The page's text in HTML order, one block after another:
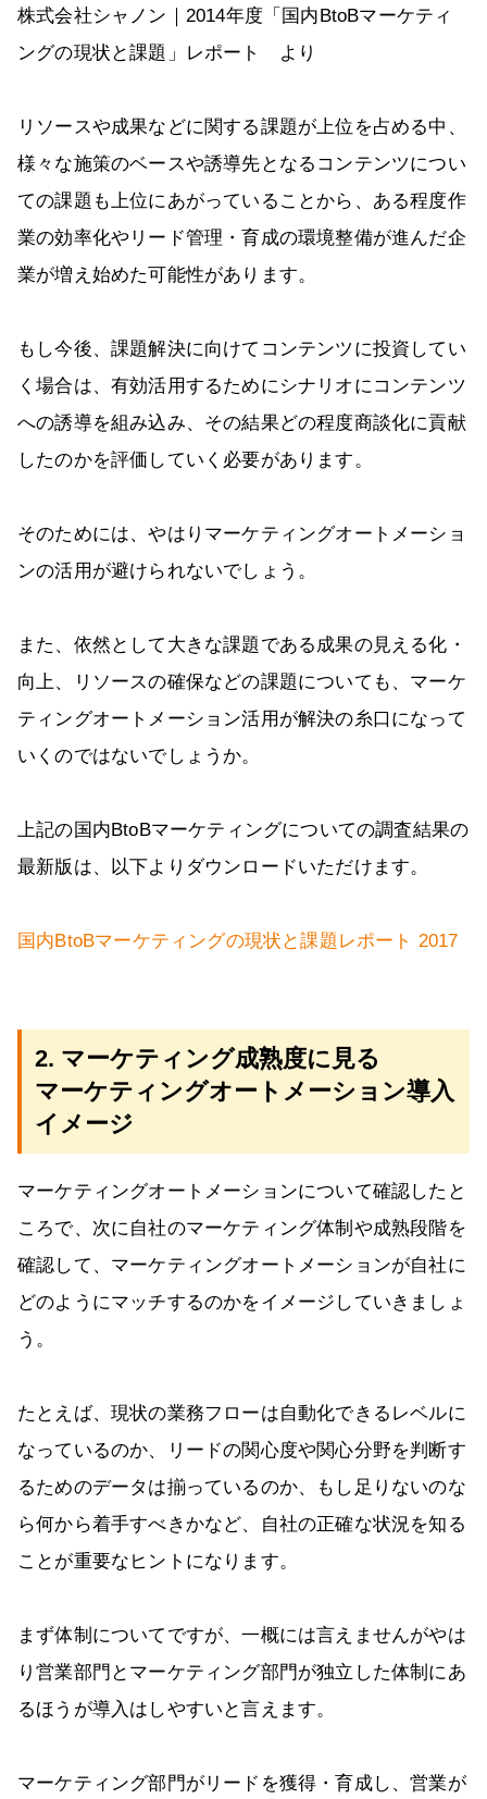
株式会社シャノン｜2014年度「国内BtoBマーケティ
ングの現状と課題」レポート より
リソースや成果などに関する課題が上位を占める中、
様々な施策のベースや誘導先となるコンテンツについ
ての課題も上位にあがっていることから、ある程度作
業の効率化やリード管理・育成の環境整備が進んだ企
業が増え始めた可能性があります。
もし今後、課題解決に向けてコンテンツに投資してい
く場合は、有効活用するためにシナリオにコンテンツ
への誘導を組み込み、その結果どの程度商談化に貢献
したのかを評価していく必要があります。
そのためには、やはりマーケティングオートメーショ
ンの活用が避けられないでしょう。
また、依然として大きな課題である成果の見える化・
向上、リソースの確保などの課題についても、マーケ
ティングオートメーション活用が解決の糸口になって
いくのではないでしょうか。
上記の国内BtoBマーケティングについての調査結果の
最新版は、以下よりダウンロードいただけます。
国内BtoBマーケティングの現状と課題レポート 2017
2. マーケティング成熟度に見る
マーケティングオートメーション導入
イメージ
マーケティングオートメーションについて確認したと
ころで、次に自社のマーケティング体制や成熟段階を
確認して、マーケティングオートメーションが自社に
どのようにマッチするのかをイメージしていきましょ
う。
たとえば、現状の業務フローは自動化できるレベルに
なっているのか、リードの関心度や関心分野を判断す
るためのデータは揃っているのか、もし足りないのな
ら何から着手すべきかなど、自社の正確な状況を知る
ことが重要なヒントになります。
まず体制についてですが、一概には言えませんがやは
り営業部門とマーケティング部門が独立した体制にあ
るほうが導入はしやすいと言えます。
マーケティング部門がリードを獲得・育成し、営業が